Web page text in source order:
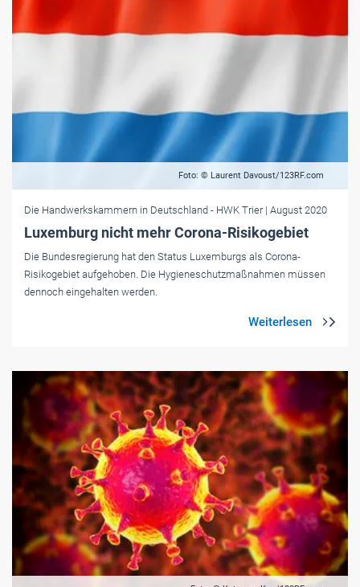
Foto: © Laurent Davoust/123RF.com
Die Handwerkskammern in Deutschland - HWK Trier | August 2020
Luxemburg nicht mehr Corona-Risikogebiet
Die Bundesregierung hat den Status Luxemburgs als Corona-
Risikogebiet aufgehoben. Die Hygieneschutzmaßnahmen müssen
dennoch eingehalten werden.